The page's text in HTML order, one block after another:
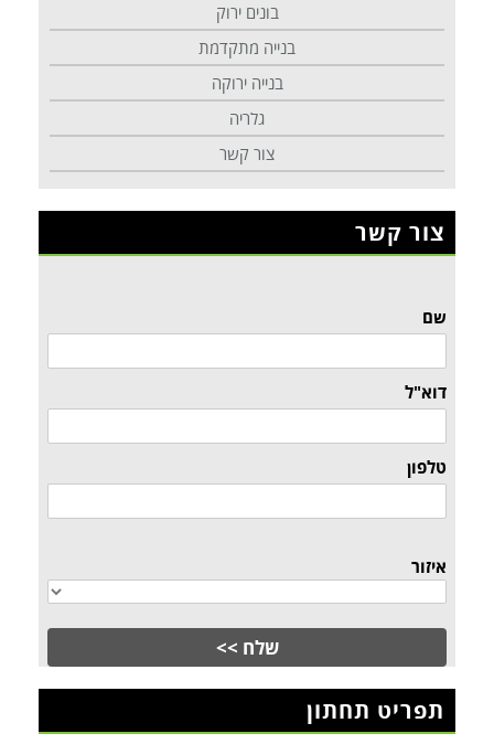
בונים ירוק
בנייה מתקדמת
בנייה ירוקה
גלריה
צור קשר
צור קשר
שם
דוא"ל
טלפון
איזור
תפריט תחתון